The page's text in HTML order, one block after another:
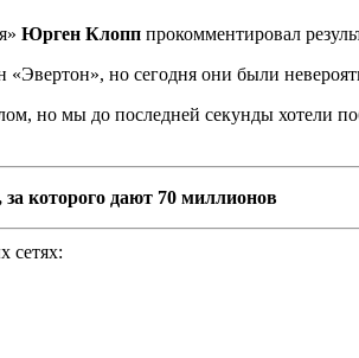
Юрген Клопп прокомментировал
«Эвертон», но сегодня они были
но мы до последней секунды хотели
которого дают 70 миллионов
сетях: